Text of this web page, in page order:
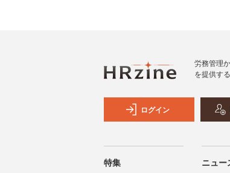
労務管理
を提供す
ログイン
特集 ニュー